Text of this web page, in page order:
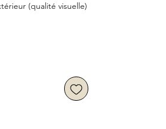
(qualité visuelle)